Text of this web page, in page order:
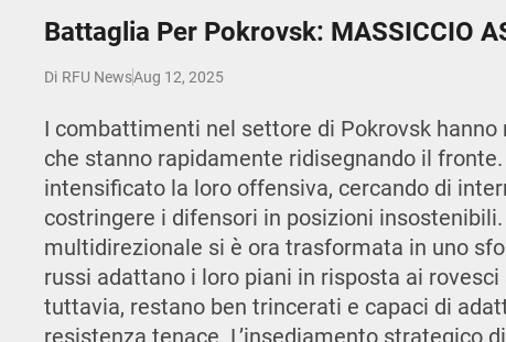
Battaglia Per Pokrovsk: MASSICCIO
Di RFU NewsAug 12, 2025
I combattimenti nel settore di Pokrovsk
che stanno rapidamente ridisegnando il
intensificato la loro offensiva, cercando di
costringere i difensori in posizioni
multidirezionale si è ora trasformata in uno
russi adattano i loro piani in risposta ai
tuttavia, restano ben trincerati e capaci di
resistenza tenace. L’insediamento strategico